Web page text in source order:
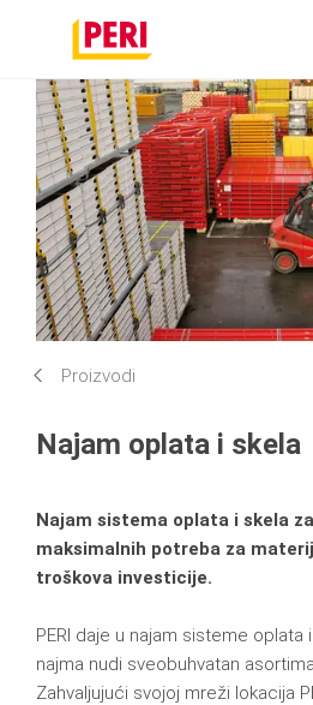
Proizvodi
Najam oplata i skela
Najam sistema oplata i skela
maksimalnih potreba za
troškova investicije.
PERI daje u najam sisteme oplata
najma nudi sveobuhvatan
Zahvaljujući svojoj mreži lokacija